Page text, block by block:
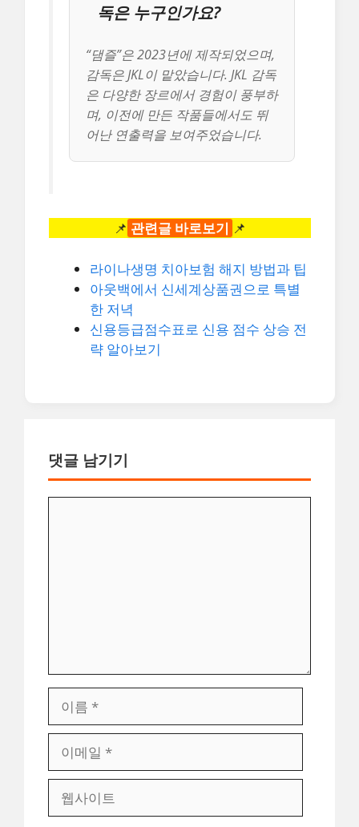
독은 누구인가요?
“댐즐”은 2023년에 제작되었으며,
감독은 JKL이 맡았습니다. JKL 감독
은 다양한 장르에서 경험이 풍부하
며, 이전에 만든 작품들에서도 뛰
어난 연출력을 보여주었습니다.
📌 관련글 바로보기 📌
라이나생명 치아보험 해지 방법과 팁
아웃백에서 신세계상품권으로 특별
한 저녁
신용등급점수표로 신용 점수 상승 전
략 알아보기
댓글 남기기
일